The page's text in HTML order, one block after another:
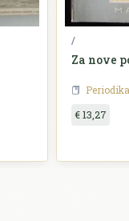
/
Za nove
Periodika
€ 13,27